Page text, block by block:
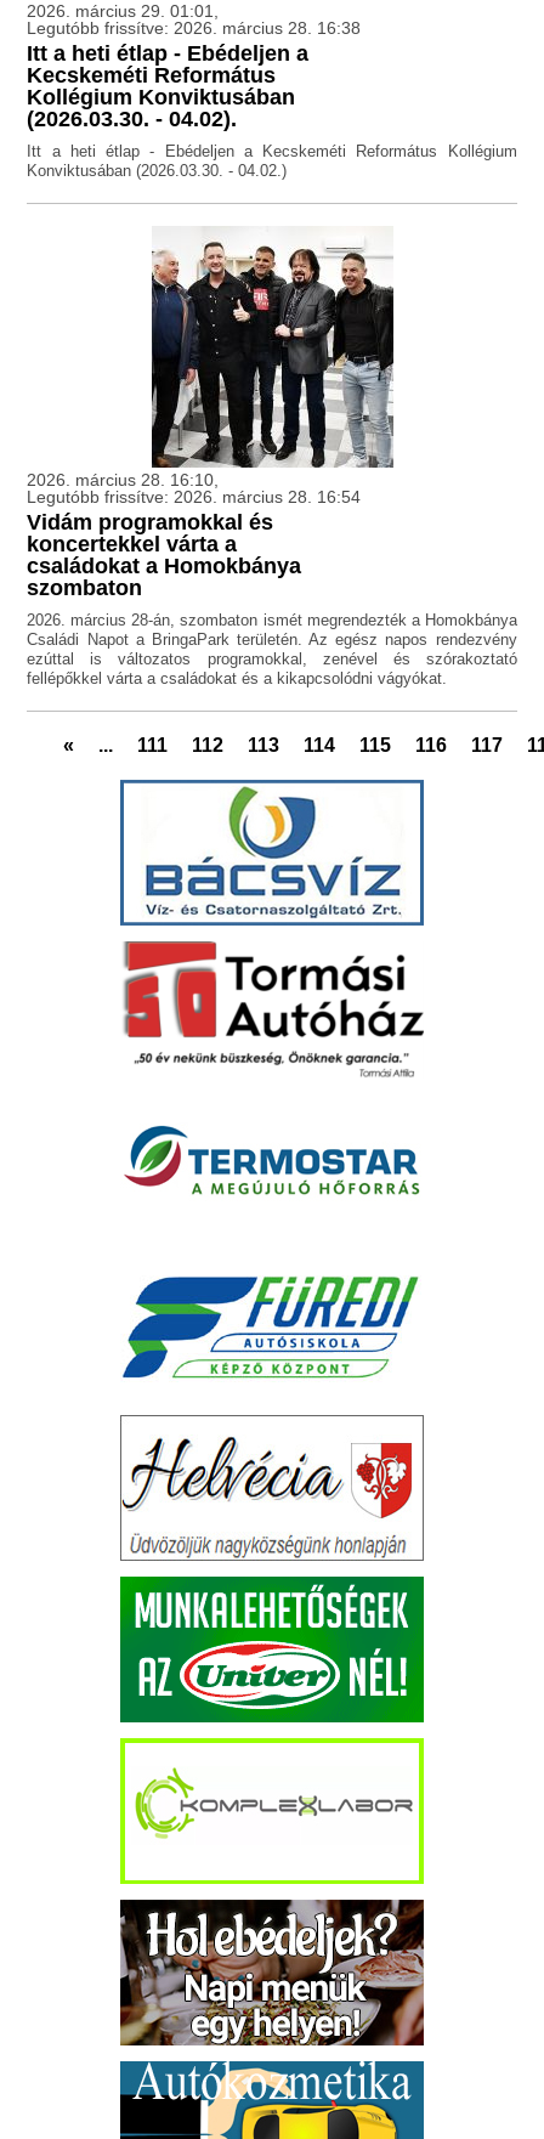
2026. március 29. 01:01,
Legutóbb frissítve: 2026. március 28. 16:38
Itt a heti étlap - Ebédeljen a
Kecskeméti Református
Kollégium Konviktusában
(2026.03.30. - 04.02).
Itt a heti étlap - Ebédeljen a Kecskeméti Református Kollégium
Konviktusában (2026.03.30. - 04.02.)
2026. március 28. 16:10,
Legutóbb frissítve: 2026. március 28. 16:54
Vidám programokkal és
koncertekkel várta a
családokat a Homokbánya
szombaton
2026. március 28-án, szombaton ismét megrendezték a Homokbánya
Családi Napot a BringaPark területén. Az egész napos rendezvény
ezúttal is változatos programokkal, zenével és szórakoztató
fellépőkkel várta a családokat és a kikapcsolódni vágyókat.
« ... 111 112 113 114 115 116 117